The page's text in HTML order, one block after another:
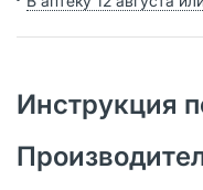
Инструкция